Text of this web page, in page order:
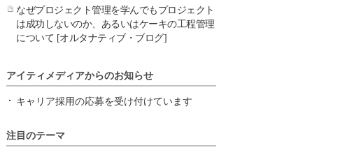
なぜプロジェクト管理を学んでもプロジェクト
は成功しないのか、あるいはケーキの工程管理
について [オルタナティブ・ブログ]
アイティメディアからのお知らせ
キャリア採用の応募を受け付けています
注目のテーマ